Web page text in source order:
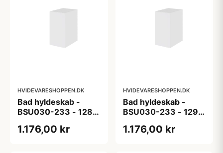
HVIDEVARESHOPPEN.DK
Bad hyldeskab -
BSU030-233 - 128
Super mat lakeret
1.176,00 kr
HVIDEVARESHOPPEN.DK
Bad hyldeskab -
BSU030-233 - 129
Super mat lakeret
1.176,00 kr